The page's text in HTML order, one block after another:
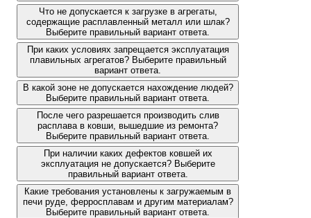
Что не допускается к загрузке в агрегаты,
содержащие расплавленный металл или шлак?
Выберите правильный вариант ответа.
При каких условиях запрещается эксплуатация
плавильных агрегатов? Выберите правильный
вариант ответа.
В какой зоне не допускается нахождение людей?
Выберите правильный вариант ответа.
После чего разрешается производить слив
расплава в ковши, вышедшие из ремонта?
Выберите правильный вариант ответа.
При наличии каких дефектов ковшей их
эксплуатация не допускается? Выберите
правильный вариант ответа.
Какие требования установлены к загружаемым в
печи руде, ферросплавам и другим материалам?
Выберите правильный вариант ответа.